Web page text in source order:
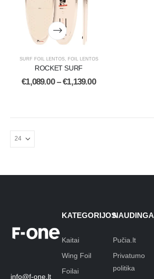
SURF FOIL LENTOS, FOIL LENTOS
ROCKET SURF
€1,089.00 – €1,139.00
info@f-one.lt
KATEGORIJOS
Kaitai
Wing Foil
Foilai
NAUDINGA
Pučia.lt
Privatumo
politika